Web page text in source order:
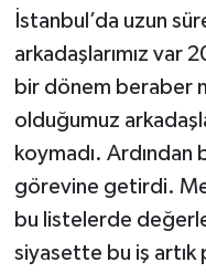
İstanbul’da uzun
arkadaşlarımız var
bir dönem beraber
olduğumuz
koymadı. Ardından
görevine getirdi.
bu listelerde
siyasette bu iş